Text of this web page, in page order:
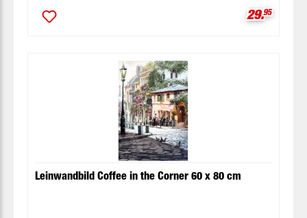
29.95
Leinwandbild Coffee in the Corner 60 x 80 cm